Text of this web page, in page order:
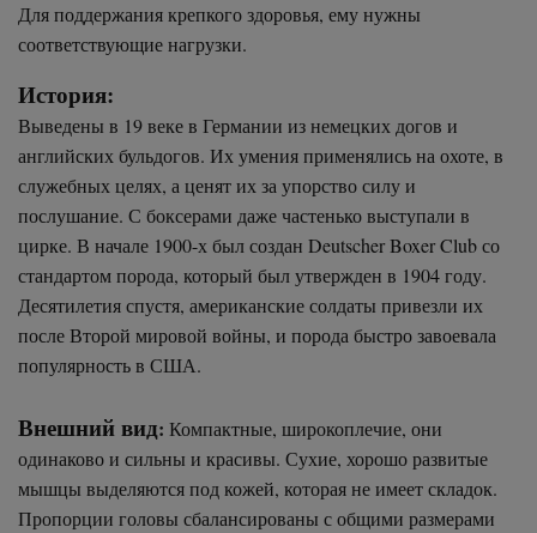
Для поддержания крепкого здоровья, ему нужны
соответствующие нагрузки.
История:
Выведены в 19 веке в Германии из немецких догов и
английских бульдогов. Их умения применялись на охоте, в
служебных целях, а ценят их за упорство силу и
послушание. С боксерами даже частенько выступали в
цирке. В начале 1900-х был создан Deutscher Boxer Club со
стандартом порода, который был утвержден в 1904 году.
Десятилетия спустя, американские солдаты привезли их
после Второй мировой войны, и порода быстро завоевала
популярность в США.
Внешний вид: Компактные, широкоплечие, они
одинаково и сильны и красивы. Сухие, хорошо развитые
мышцы выделяются под кожей, которая не имеет складок.
Пропорции головы сбалансированы с общими размерами